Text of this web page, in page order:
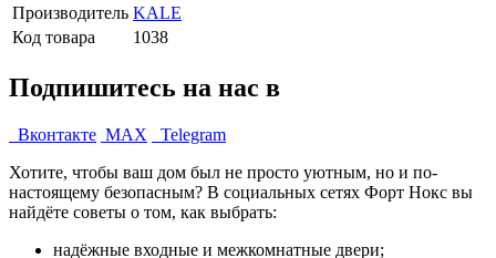
Производитель KALE
Код товара
1038
Подпишитесь на нас в
Вконтакте MAX
Telegram
Хотите, чтобы ваш дом был не просто уютным, но и по-
настоящему безопасным? В социальных сетях Форт Нокс вы
найдёте советы о том, как выбрать:
надёжные входные и межкомнатные двери;